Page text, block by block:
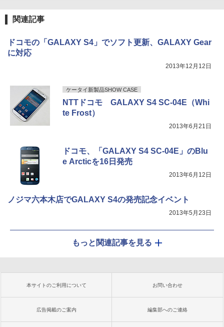
関連記事
ドコモの「GALAXY S4」でソフト更新、GALAXY Gear
に対応
2013年12月12日
ケータイ新製品SHOW CASE
NTTドコモ GALAXY S4 SC-04E（Whi
te Frost）
2013年6月21日
ドコモ、「GALAXY S4 SC-04E」のBlu
e Arcticを16日発売
2013年6月12日
ノジマ六本木店でGALAXY S4の発売記念イベント
2013年5月23日
もっと関連記事を見る
本サイトのご利用について お問い合わせ
広告掲載のご案内 編集部へのご連絡